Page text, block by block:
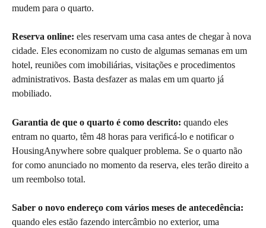
mudem para o quarto.
Reserva online: eles reservam uma casa antes de chegar à nova
cidade. Eles economizam no custo de algumas semanas em um
hotel, reuniões com imobiliárias, visitações e procedimentos
administrativos. Basta desfazer as malas em um quarto já
mobiliado.
Garantia de que o quarto é como descrito: quando eles
entram no quarto, têm 48 horas para verificá-lo e notificar o
HousingAnywhere sobre qualquer problema. Se o quarto não
for como anunciado no momento da reserva, eles terão direito a
um reembolso total.
Saber o novo endereço com vários meses de antecedência:
quando eles estão fazendo intercâmbio no exterior, uma